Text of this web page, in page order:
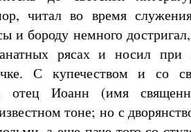
читал во время
и бороду немного
рясах и носил
С купечеством и со
отец Иоанн (имя
тоне; но с